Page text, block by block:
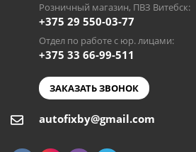
Розничный магазин, ПВЗ Витебск:
+375 29 550-03-77
Отдел по работе с юр. лицами:
+375 33 66-99-511
ЗАКАЗАТЬ ЗВОНОК
autofixby@gmail.com